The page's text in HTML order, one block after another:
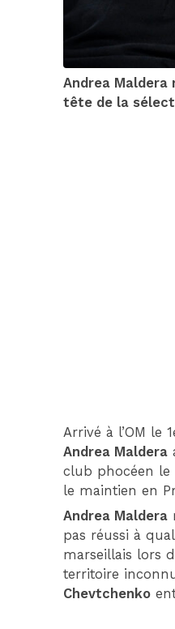
Andrea Maldera
tête de la
Arrivé à l’OM le
Andrea Maldera
club phocéen le
le maintien en
Andrea Maldera
pas réussi à
marseillais lors
territoire
Chevtchenko